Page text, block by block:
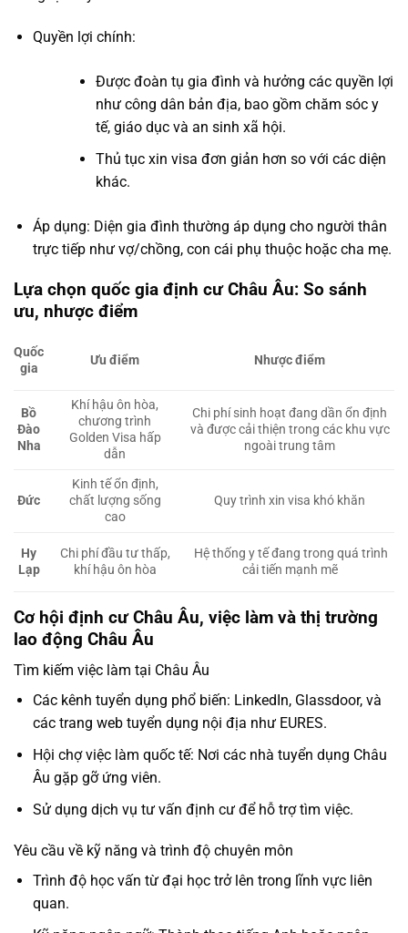
Quyền lợi chính:
Được đoàn tụ gia đình và hưởng các quyền lợi
như công dân bản địa, bao gồm chăm sóc y
tế, giáo dục và an sinh xã hội.
Thủ tục xin visa đơn giản hơn so với các diện
khác.
Áp dụng: Diện gia đình thường áp dụng cho người thân
trực tiếp như vợ/chồng, con cái phụ thuộc hoặc cha mẹ.
Lựa chọn quốc gia định cư Châu Âu: So sánh
ưu, nhược điểm
Quốc
gia
Ưu điểm Nhược điểm
Bồ
Đào
Nha
Khí hậu ôn hòa,
chương trình
Golden Visa hấp
dẫn
Chi phí sinh hoạt đang dần ổn định
và được cải thiện trong các khu vực
ngoài trung tâm
Đức
Kinh tế ổn định,
chất lượng sống
cao
Quy trình xin visa khó khăn
Hy
Lạp
Chi phí đầu tư thấp,
khí hậu ôn hòa
Hệ thống y tế đang trong quá trình
cải tiến mạnh mẽ
Cơ hội định cư Châu Âu, việc làm và thị trường
lao động Châu Âu
Tìm kiếm việc làm tại Châu Âu
Các kênh tuyển dụng phổ biến: LinkedIn, Glassdoor, và
các trang web tuyển dụng nội địa như EURES.
Hội chợ việc làm quốc tế: Nơi các nhà tuyển dụng Châu
Âu gặp gỡ ứng viên.
Sử dụng dịch vụ tư vấn định cư để hỗ trợ tìm việc.
Yêu cầu về kỹ năng và trình độ chuyên môn
Trình độ học vấn từ đại học trở lên trong lĩnh vực liên
quan.